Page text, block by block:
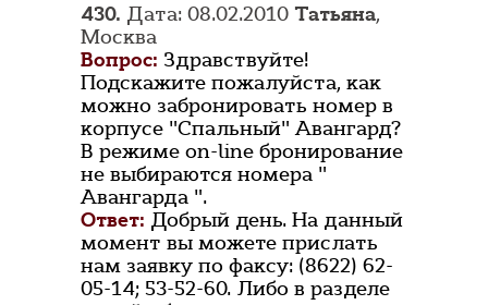
430. Дата: 08.02.2010 Татьяна,
Москва
Вопрос: Здравствуйте!
Подскажите пожалуйста, как
можно забронировать номер в
корпусе "Спальный" Авангард?
В режиме on-line бронирование
не выбираются номера "
Авангарда ".
Ответ: Добрый день. На данный
момент вы можете прислать
нам заявку по факсу: (8622) 62-
05-14; 53-52-60. Либо в разделе